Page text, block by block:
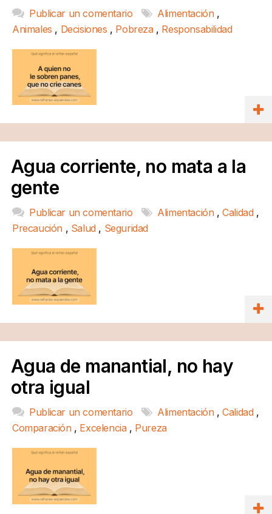
Publicar un comentario Alimentación ,
Animales , Decisiones , Pobreza , Responsabilidad
Agua corriente, no mata a la
gente
Publicar un comentario Alimentación ,Calidad ,
Precaución , Salud , Seguridad
Agua de manantial, no hay
otra igual
Publicar un comentario Alimentación ,Calidad ,
Comparación , Excelencia , Pureza